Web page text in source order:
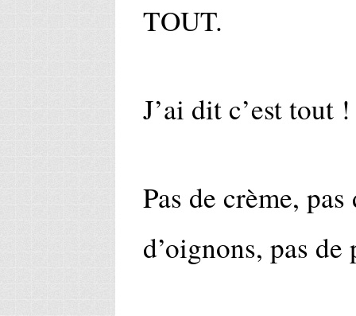
TOUT.
J’ai dit c’est tout
Pas de crème,
d’oignons, pas de